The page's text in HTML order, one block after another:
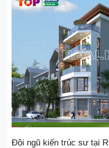
Đội ngũ kiến trúc sư tại